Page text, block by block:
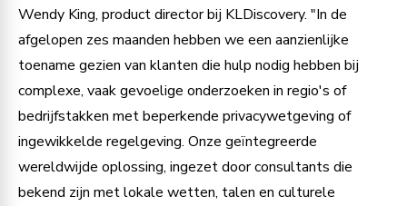
Wendy King, product director bij KLDiscovery. "In de
afgelopen zes maanden hebben we een aanzienlijke
toename gezien van klanten die hulp nodig hebben bij
complexe, vaak gevoelige onderzoeken in regio's of
bedrijfstakken met beperkende privacywetgeving of
ingewikkelde regelgeving. Onze geïntegreerde
wereldwijde oplossing, ingezet door consultants die
bekend zijn met lokale wetten, talen en culturele